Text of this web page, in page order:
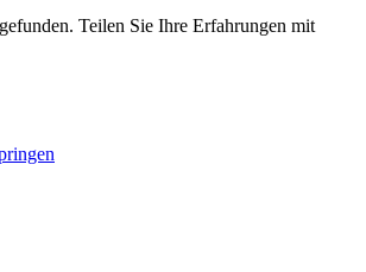
Teilen Sie Ihre Erfahrungen mit